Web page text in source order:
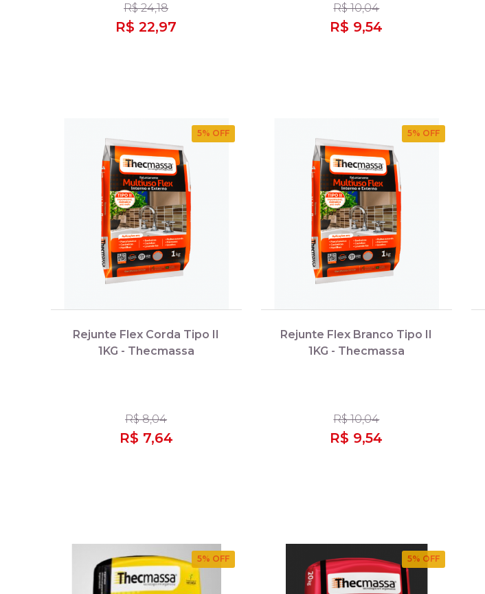
R$ 24,18
R$ 22,97
R$ 10,04
R$ 9,54
5% OFF
Rejunte Flex Corda Tipo II
1KG - Thecmassa
R$ 8,04
R$ 7,64
5% OFF
Rejunte Flex Branco Tipo II
1KG - Thecmassa
R$ 10,04
R$ 9,54
5% OFF 5% OFF